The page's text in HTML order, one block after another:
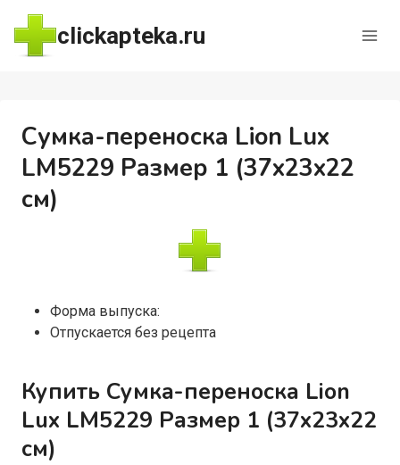
Перейти
содержимому
clickapteka.ru
Сумка-переноска Lion Lux
LM5229 Размер 1 (37x23x22
см)
Форма выпуска:
Отпускается без рецепта
Купить Сумка-переноска Lion
Lux LM5229 Размер 1 (37x23x22
см)